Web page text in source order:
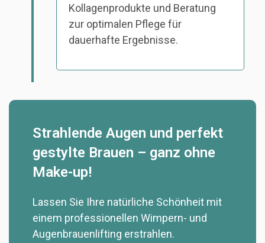
Kollagenprodukte und Beratung
zur optimalen Pflege für
dauerhafte Ergebnisse.
Strahlende Augen und perfekt
gestylte Brauen – ganz ohne
Make-up!
Lassen Sie Ihre natürliche Schönheit mit
einem professionellen Wimpern- und
Augenbrauenlifting erstrahlen.